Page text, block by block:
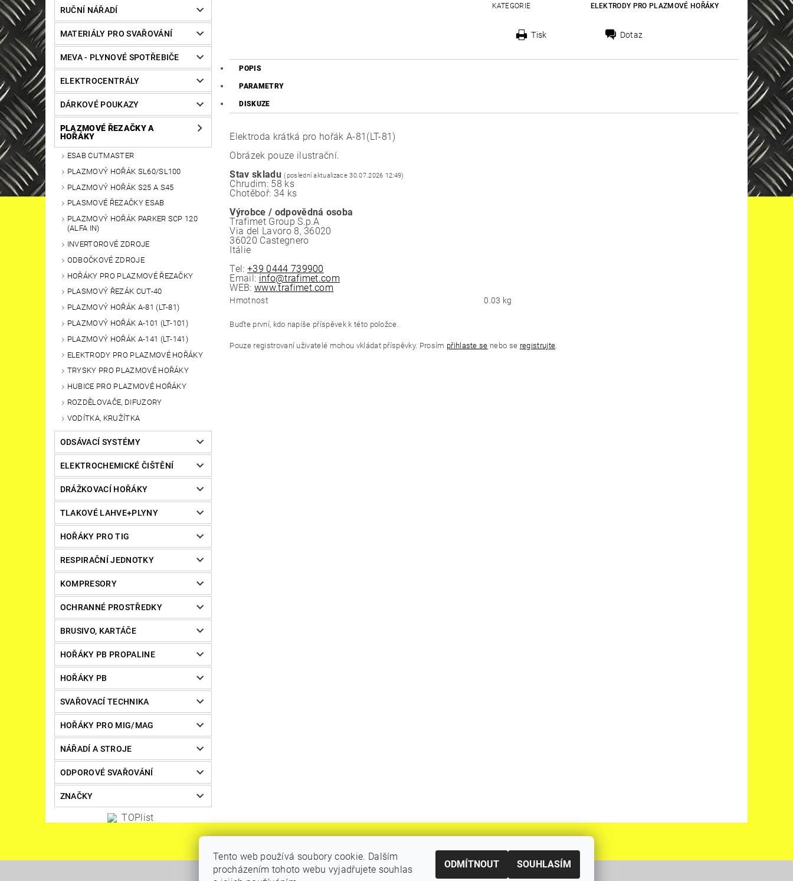
RUČNÍ NÁŘADÍ
MATERIÁLY PRO SVAŘOVÁNÍ
MEVA - PLYNOVÉ SPOTŘEBIČE
ELEKTROCENTRÁLY
DÁRKOVÉ POUKAZY
PLAZMOVÉ ŘEZAČKY A
HOŘÁKY
ESAB CUTMASTER
PLAZMOVÝ HOŘÁK SL60/SL100
PLAZMOVÝ HOŘÁK S25 A S45
PLASMOVÉ ŘEZAČKY ESAB
PLAZMOVÝ HOŘÁK PARKER SCP 120
(ALFA IN)
INVERTOROVÉ ZDROJE
ODBOČKOVÉ ZDROJE
HOŘÁKY PRO PLAZMOVÉ ŘEZAČKY
PLASMOVÝ ŘEZÁK CUT-40
PLAZMOVÝ HOŘÁK A-81 (LT-81)
PLAZMOVÝ HOŘÁK A-101 (LT-101)
PLAZMOVÝ HOŘÁK A-141 (LT-141)
ELEKTRODY PRO PLAZMOVÉ HOŘÁKY
TRYSKY PRO PLAZMOVÉ HOŘÁKY
HUBICE PRO PLAZMOVÉ HOŘÁKY
ROZDĚLOVAČE, DIFUZORY
VODÍTKA, KRUŽÍTKA
ODSÁVACÍ SYSTÉMY
ELEKTROCHEMICKÉ ČIŠTĚNÍ
DRÁŽKOVACÍ HOŘÁKY
TLAKOVÉ LAHVE+PLYNY
HOŘÁKY PRO TIG
RESPIRAČNÍ JEDNOTKY
KOMPRESORY
OCHRANNÉ PROSTŘEDKY
BRUSIVO, KARTÁČE
HOŘÁKY PB PROPALINE
HOŘÁKY PB
SVAŘOVACÍ TECHNIKA
HOŘÁKY PRO MIG/MAG
NÁŘADÍ A STROJE
ODPOROVÉ SVAŘOVÁNÍ
ZNAČKY
KATEGORIE
ELEKTRODY PRO PLAZMOVÉ HOŘÁKY
Tisk Dotaz
POPIS
PARAMETRY
DISKUZE
Elektroda krátká pro hořák A-81(LT-81)
Obrázek pouze ilustrační.
Stav skladu (poslední aktualizace 30.07.2026 12:49)
Chrudim: 58 ks
Chotěboř: 34 ks
Výrobce / odpovědná osoba
Trafimet Group S.p.A
Via del Lavoro 8, 36020
36020 Castegnero
Itálie
Tel:+39 0444 739900
Email: info@trafimet.com
WEB:www.trafimet.com
Hmotnost 0.03 kg
Buďte první, kdo napíše příspěvek k této položce.
Pouze registrovaní uživatelé mohou vkládat příspěvky. Prosím přihlaste se nebo se registrujte.
Původní eshop rulik.cz
Tento web používá soubory cookie. Dalším
procházením tohoto webu vyjadřujete souhlas
ODMÍTNOUT SOUHLASÍM